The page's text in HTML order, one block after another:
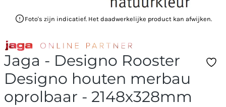
Foto's zijn indicatief. Het daadwerkelijke product kan afwijken.
Jaga - Designo Rooster
Designo houten merbau
oprolbaar - 2148x328mm